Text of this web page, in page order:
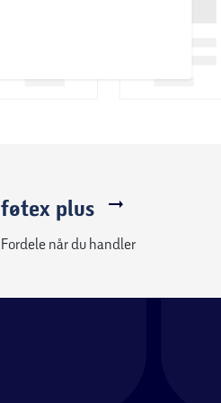
føtex plus
Fordele når du handler